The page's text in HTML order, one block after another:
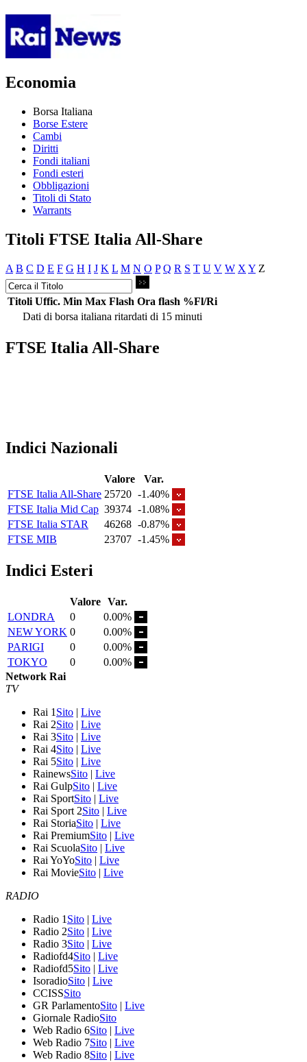
Economia
Borsa Italiana
Borse Estere
Cambi
Diritti
Fondi italiani
Fondi esteri
Obbligazioni
Titoli di Stato
Warrants
Titoli FTSE Italia All-Share
A B C D E F G H I J K L M N O P Q R S T U V W X Y Z
Titoli Uffic. Min Max Flash Ora flash %Fl/Ri
Dati di borsa italiana ritardati di 15 minuti
FTSE Italia All-Share
Indici Nazionali
Valore
Var.
FTSE Italia All-Share 25720 -1.40%
FTSE Italia Mid Cap 39374 -1.08%
FTSE Italia STAR
46268 -0.87%
FTSE MIB
23707 -1.45%
Indici Esteri
Valore Var.
LONDRA
0
0.00%
NEW YORK 0
0.00%
PARIGI
0
0.00%
TOKYO
0
0.00%
Network Rai
TV
Rai 1 Sito | Live
Rai 2Sito | Live
Rai 3Sito | Live
Rai 4Sito | Live
Rai 5Sito | Live
RainewsSito | Live
Rai GulpSito | Live
Rai SportSito | Live
Rai Sport 2Sito | Live
Rai StoriaSito | Live
Rai PremiumSito | Live
Rai ScuolaSito | Live
Rai YoYoSito | Live
Rai MovieSito | Live
RADIO
Radio 1 Sito | Live
Radio 2Sito | Live
Radio 3Sito | Live
Radiofd4Sito | Live
Radiofd5Sito | Live
IsoradioSito | Live
CCISSSito
GR ParlamentoSito | Live
Giornale RadioSito
Web Radio 6Sito | Live
Web Radio 7Sito | Live
Web Radio 8Sito | Live